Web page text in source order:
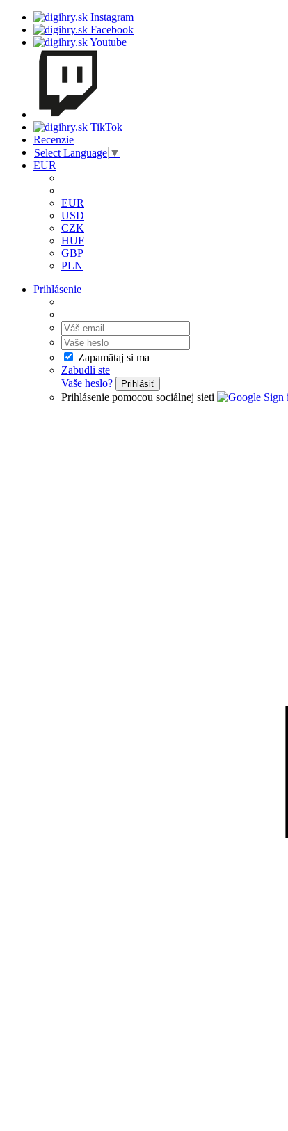
Recenzie
Select Language ▼
EUR
EUR
USD
CZK
HUF
GBP
PLN
Prihlásenie
Zapamätaj si ma
Zabudli ste
Vaše heslo?
Prihlásiť
Prihlásenie pomocou sociálnej sieti